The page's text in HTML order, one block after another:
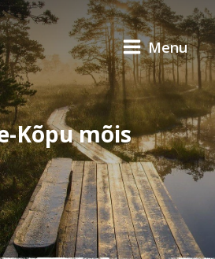
Menu
Kõpu mõis